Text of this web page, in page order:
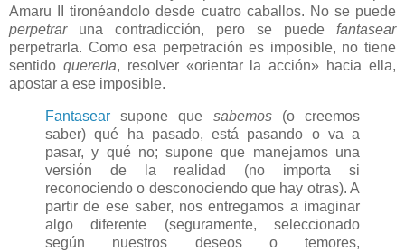
Amaru II tironéandolo desde cuatro caballos. No se puede
perpetraruna contradicción, pero se puede fantasear
perpetrarla. Como esa perpetración es imposible, no tiene
sentido quererla, resolver «orientar la acción» hacia ella,
apostar a ese imposible.
Fantasear supone que sabemos(o creemos
saber) qué ha pasado, está pasando o va a
pasar, y qué no; supone que manejamos una
versión de la realidad (no importa si
reconociendo o desconociendo que hay otras). A
partir de ese saber, nos entregamos a imaginar
algo diferente (seguramente, seleccionado
según nuestros deseos o temores,